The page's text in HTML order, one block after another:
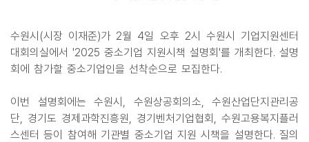
수원시(시장 이재준)가 2월 4일 오후 2시 수원시 기업지원센터
대회의실에서 '2025 중소기업 지원시책 설명회'를 개최한다. 설명
회에 참가할 중소기업인을 선착순으로 모집한다.
이번 설명회에는 수원시, 수원상공회의소, 수원산업단지관리공
단, 경기도 경제과학진흥원, 경기벤처기업협회, 수원고용복지플러
스센터 등이 참여해 기관별 중소기업 지원 시책을 설명한다. 질의